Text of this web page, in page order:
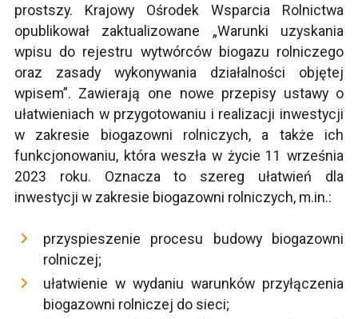
prostszy. Krajowy Ośrodek Wsparcia Rolnictwa
opublikował zaktualizowane „Warunki uzyskania
wpisu do rejestru wytwórców biogazu rolniczego
oraz zasady wykonywania działalności objętej
wpisem”. Zawierają one nowe przepisy ustawy o
ułatwieniach w przygotowaniu i realizacji inwestycji
w zakresie biogazowni rolniczych, a także ich
funkcjonowaniu, która weszła w życie 11 września
2023 roku. Oznacza to szereg ułatwień dla
inwestycji w zakresie biogazowni rolniczych, m.in.:
przyspieszenie procesu budowy biogazowni
rolniczej;
ułatwienie w wydaniu warunków przyłączenia
biogazowni rolniczej do sieci;